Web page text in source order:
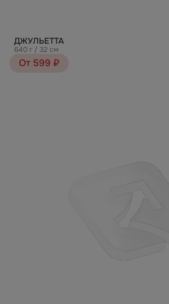
ДЖУЛЬЕТТА
640 г / 32 см
От 599 ₽